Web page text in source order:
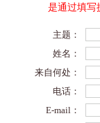
是通过填写
主题：
姓名：
来自何处：
电话：
E-mail：